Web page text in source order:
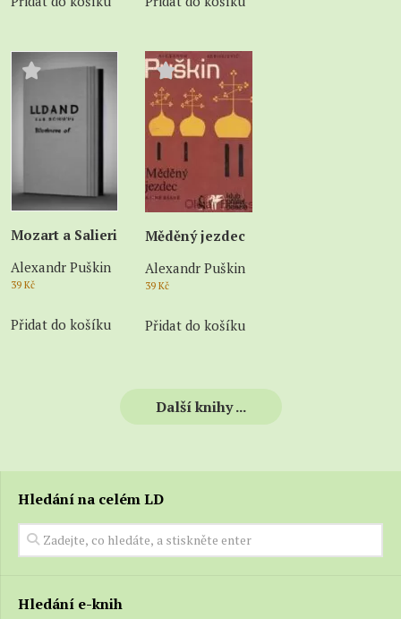
Mozart a Salieri
Alexandr Puškin
39 Kč
Přidat do košíku
Měděný jezdec
Alexandr Puškin
39 Kč
Přidat do košíku
Další knihy ...
Hledání na celém LD
Hledání e-knih